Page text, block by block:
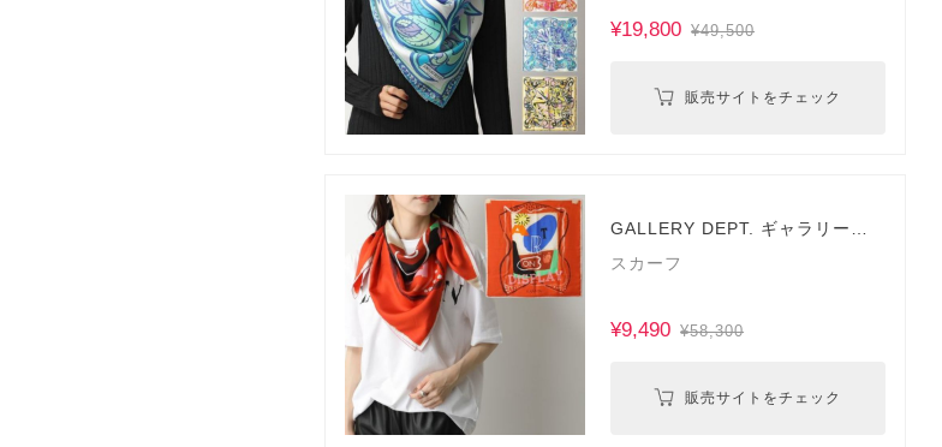
¥19,800 ¥49,500
販売サイトをチェック
GALLERY DEPT. ギャラリーデ
スカーフ
¥9,490 ¥58,300
販売サイトをチェック